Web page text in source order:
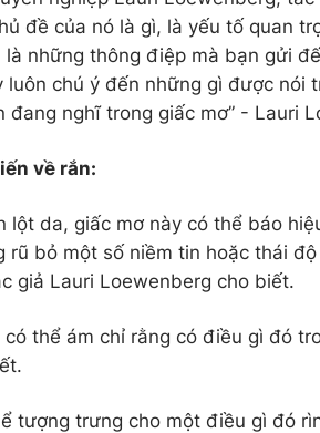
đề của nó là gì, là yếu tố quan
là những thông điệp mà bạn gửi
luôn chú ý đến những gì được nói
đang nghĩ trong giấc mơ” - Lauri
về rắn:
lột da, giấc mơ này có thể báo
rũ bỏ một số niềm tin hoặc thái
giả Lauri Loewenberg cho biết.
thể ám chỉ rằng có điều gì đó
tượng trưng cho một điều gì đó